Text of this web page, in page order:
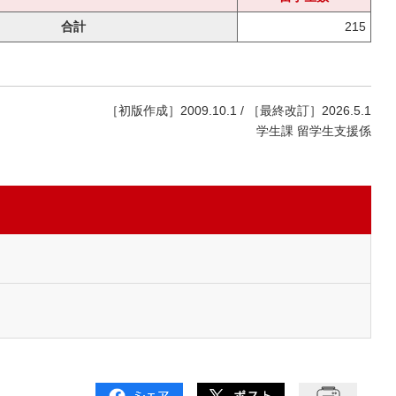
合計 215
［初版作成］2009.10.1 / ［最終改訂］2026.5.1
学生課 留学生支援係